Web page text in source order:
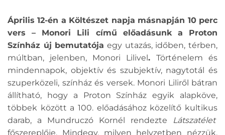
Április 12-én a Költészet napja másnapján 10 perc
vers – Monori Lili című előadásunk a Proton
Színház új bemutatója egy utazás, időben, térben,
múltban, jelenben, Monori Lilivel . Történelem és
mindennapok, objektív és szubjektív, nagytotál és
szuperközeli, színház és versek. Monori Liliről bátran
állítható, hogy a Proton Színház egyik alapköve,
többek között a 100. előadásához közelítő kultikus
darab, a Mundruczó Kornél rendezte
Látszatélet
főszereplője. Mindegy, milyen helyzetben nézzük,